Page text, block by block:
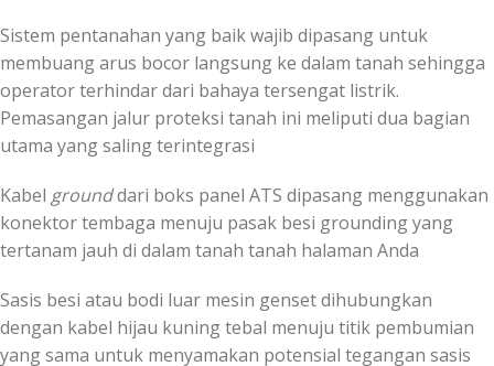
Sistem pentanahan yang baik wajib dipasang untuk
membuang arus bocor langsung ke dalam tanah sehingga
operator terhindar dari bahaya tersengat listrik.
Pemasangan jalur proteksi tanah ini meliputi dua bagian
utama yang saling terintegrasi
Kabel grounddari boks panel ATS dipasang menggunakan
konektor tembaga menuju pasak besi grounding yang
tertanam jauh di dalam tanah tanah halaman Anda
Sasis besi atau bodi luar mesin genset dihubungkan
dengan kabel hijau kuning tebal menuju titik pembumian
yang sama untuk menyamakan potensial tegangan sasis